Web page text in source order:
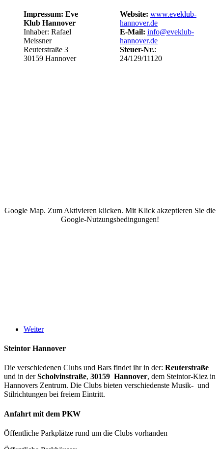
Impressum: Eve
Klub Hannover
Inhaber: Rafael
Meissner
Reuterstraße 3
30159 Hannover
Website: www.eveklub-
hannover.de
E-Mail: info@eveklub-
hannover.de
Steuer-Nr.:
24/129/11120
Google Map. Zum Aktivieren klicken. Mit Klick akzeptieren Sie die
Google-Nutzungsbedingungen!
Weiter
Steintor Hannover
Die verschiedenen Clubs und Bars findet ihr in der: Reuterstraße
und in derScholvinstraße, 30159 Hannover, dem Steintor-Kiez in
Hannovers Zentrum. Die Clubs bieten verschiedenste Musik- und
Stilrichtungen bei freiem Eintritt.
Anfahrt mit dem PKW
Öffentliche Parkplätze rund um die Clubs vorhanden